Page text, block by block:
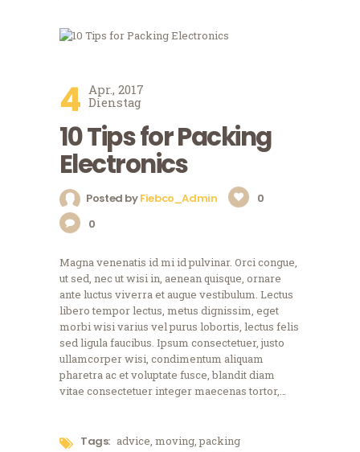
4 Apr., 2017
Dienstag
10 Tips for Packing
Electronics
Posted byFiebco_Admin
0
0
Magna venenatis id mi id pulvinar. Orci congue,
ut sed, nec ut wisi in, aenean quisque, ornare
ante luctus viverra et augue vestibulum. Lectus
libero tempor lectus, metus dignissim, eget
morbi wisi varius vel purus lobortis, lectus felis
sed ligula faucibus. Ipsum consectetuer, justo
ullamcorper wisi, condimentum aliquam
pharetra ac et voluptate fusce, blandit diam
vitae consectetuer integer maecenas tortor,…
Tags: advice,moving,packing